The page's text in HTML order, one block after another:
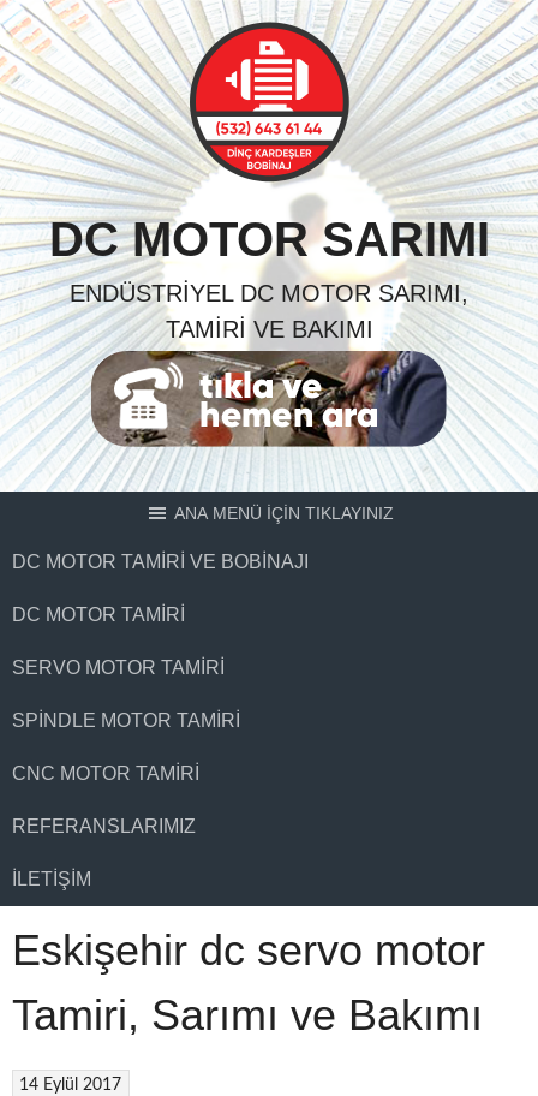
Skip
to
content
DC MOTOR SARIMI
ENDÜSTRIYEL DC MOTOR SARIMI,
TAMIRI VE BAKIMI
ANA MENÜ İÇİN TIKLAYINIZ
DC MOTOR TAMIRI VE BOBINAJI
DC MOTOR TAMIRI
SERVO MOTOR TAMIRI
SPINDLE MOTOR TAMIRI
CNC MOTOR TAMIRI
REFERANSLARIMIZ
İLETIŞIM
Eskişehir dc servo motor
Tamiri, Sarımı ve Bakımı
14 Eylül 2017